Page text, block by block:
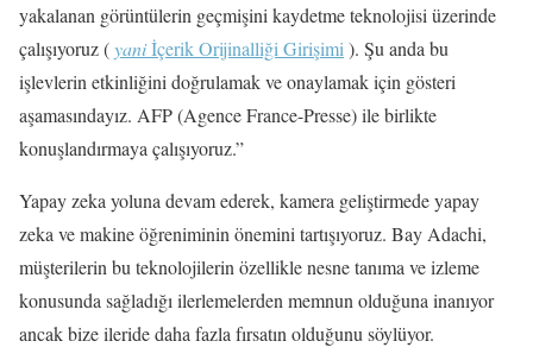
yakalanan görüntülerin geçmişini kaydetme teknolojisi üzerinde
çalışıyoruz (yaniİçerik Orijinalliği Girişimi ). Şu anda bu
işlevlerin etkinliğini doğrulamak ve onaylamak için gösteri
aşamasındayız. AFP (Agence France-Presse) ile birlikte
konuşlandırmaya çalışıyoruz.”
Yapay zeka yoluna devam ederek, kamera geliştirmede yapay
zeka ve makine öğreniminin önemini tartışıyoruz. Bay Adachi,
müşterilerin bu teknolojilerin özellikle nesne tanıma ve izleme
konusunda sağladığı ilerlemelerden memnun olduğuna inanıyor
ancak bize ileride daha fazla fırsatın olduğunu söylüyor.